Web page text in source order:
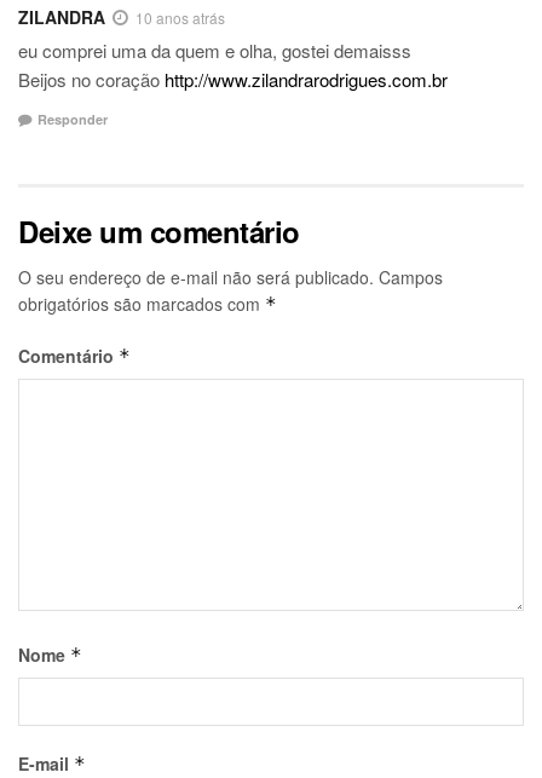
ZILANDRA 10 anos atrás
eu comprei uma da quem e olha, gostei demaisss
Beijos no coração http://www.zilandrarodrigues.com.br
Responder
Deixe um comentário
O seu endereço de e-mail não será publicado. Campos
obrigatórios são marcados com *
Comentário *
Nome *
E-mail *